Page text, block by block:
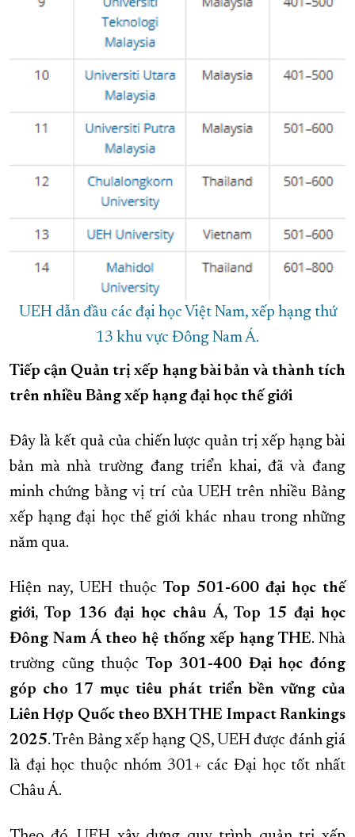
UEH dẫn đầu các đại học Việt Nam, xếp hạng thứ
13 khu vực Đông Nam Á.
Tiếp cận Quản trị xếp hạng bài bản và thành tích
trên nhiều Bảng xếp hạng đại học thế giới
Đây là kết quả của chiến lược quản trị xếp hạng bài
bản mà nhà trường đang triển khai, đã và đang
minh chứng bằng vị trí của UEH trên nhiều Bảng
xếp hạng đại học thế giới khác nhau trong những
năm qua.
Hiện nay, UEH thuộc Top 501-600 đại học thế
giới, Top 136 đại học châu Á, Top 15 đại học
Đông Nam Á theo hệ thống xếp hạng THE. Nhà
trường cũng thuộc Top 301-400 Đại học đóng
góp cho 17 mục tiêu phát triển bền vững của
Liên Hợp Quốc theo BXH THE Impact Rankings
2025. Trên Bảng xếp hạng QS, UEH được đánh giá
là đại học thuộc nhóm 301+ các Đại học tốt nhất
Châu Á.